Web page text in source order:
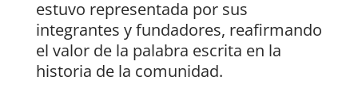
estuvo representada por sus
integrantes y fundadores, reafirmando
el valor de la palabra escrita en la
historia de la comunidad.